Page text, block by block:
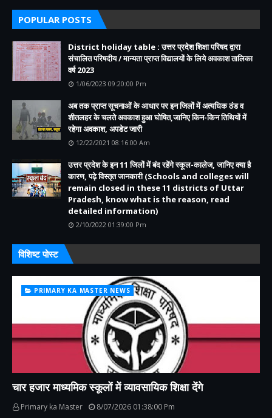
POPULAR POSTS
District holiday table : उत्तर प्रदेश शिक्षा परिषद द्वारा
संचालित परिषदीय / मान्यता प्राप्त विद्यालयों के लिये अवकाश तालिका
वर्ष 2023
1/06/2023 09:20:00 Pm
अब तक प्राप्त सूचनाओं के आधार पर इन जिलों में अत्यधिक ठंड व
शीतलहर के चलते अवकाश हुआ घोषित,जानिए किन-किन तिथियों में
रहेगा अवकाश, अपडेट जारी
12/22/2021 08:16:00 Am
उत्तर प्रदेश के इन 11 जिलों में बंद रहेंगे स्कूल-कालेज, जानिए क्या है
कारण, पढ़े विस्तृत जानकारी (Schools and colleges will
remain closed in these 11 districts of Uttar
Pradesh, know what is the reason, read
detailed information)
2/10/2022 01:39:00 Pm
विशिष्ट पोस्ट
PRIMARY KA MASTER NEWS
चार हजार माध्यमिक स्कूलों में व्यावसायिक शिक्षा देंगे
Primary ka Master
8/07/2026 01:38:00 Pm